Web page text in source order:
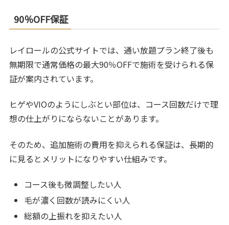
90％OFF保証
レイロールの公式サイトでは、通い放題プラン終了後も
無期限で通常価格の最大90％OFFで施術を受けられる保
証が案内されています。
ヒゲやVIOのようにしぶとい部位は、コース回数だけで理
想の仕上がりにならないことがあります。
そのため、追加施術の費用を抑えられる保証は、長期的
に見るとメリットになりやすい仕組みです。
コース後も微調整したい人
毛が濃く回数が読みにくい人
総額の上振れを抑えたい人